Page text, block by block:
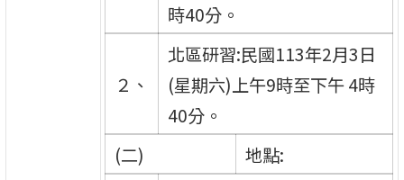
時40分。
２、
北區研習:民國113年2月3日
(星期六)上午9時至下午 4時
40分。
(二)
地點: